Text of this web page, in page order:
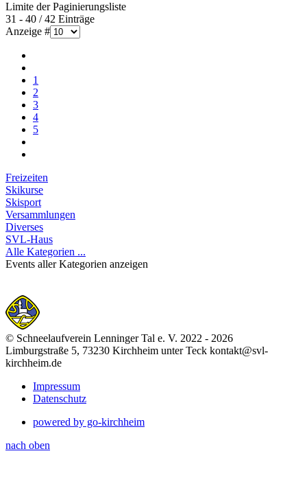
Limite der Paginierungsliste
31 - 40 / 42 Einträge
Anzeige #
1
2
3
4
5
Freizeiten
Skikurse
Skisport
Versammlungen
Diverses
SVL-Haus
Alle Kategorien ...
Events aller Kategorien anzeigen
© Schneelaufverein Lenninger Tal e. V. 2022 - 2026
Limburgstraße 5, 73230 Kirchheim unter Teck kontakt@svl-
kirchheim.de
Impressum
Datenschutz
powered by go-kirchheim
nach oben